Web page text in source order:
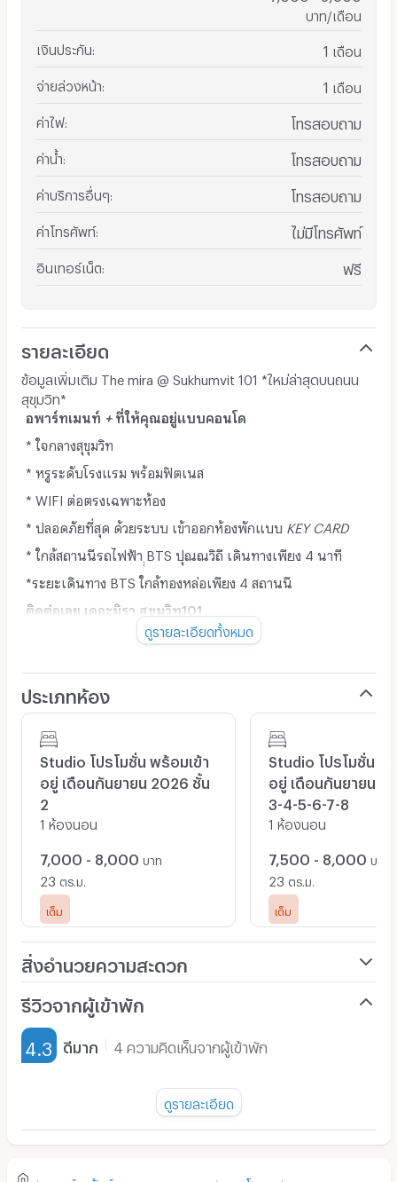
บาท/เดือน
เงินประกัน 1 เดือน
จ่ายล่วงหน้า 1 เดือน
ค่าไฟ: โทรสอบถาม
ค่าน้ำ โทรสอบถาม
ค่าบริการอื่นๆ โทรสอบถาม
ค่าโทรศัพท์: ไม่มีโทรศัพท์
อินเทอร์เน็ต ฟรี
รายละเอียด
ข้อมูลเพิ่มเติม The mira @ Sukhumvit 101 *ใหม่ล่าสุดบนถนน
สุขุมวิท*
อพาร์ทเมนท์ + ที่ให้คุณอยู่แบบคอนโด
* ใจกลางสุขุมวิท
* หรูระดับโรงแรม พร้อมฟิตเนส
* WIFI ต่อตรงเฉพาะห้อง
* ปลอดภัยที่สุด ด้วยระบบ เข้าออกห้องพักแบบ KEY CARD
* ใกล้สถานนีรถไฟฟ้า ฺฺBTS ปุณณวิถี เดินทางเพียง 4 นาที
*ระยะเดินทาง BTS ใกล้ทองหล่อเพียง 4 สถานนี
ติดต่อเลย เดอะมิรา สุขุมวิท101
TEL. 082-5169555, 0658988299,084-6289556
ดูรายละเอียดทั้งหมด
ประเภทห้อง
Studio โปรโมชั่น พร้อมเข้า
อยู่ เดือนกันยายน 2026 ชั้น
2
1 ห้องนอน
7,000 - 8,000 บาท
23 ตร.ม.
เต็ม
Studio โปรโมชั่น พ
อยู่ เดือนกันยายน
3-4-5-6-7-8
1 ห้องนอน
7,500 - 8,000 บาท
23 ตร.ม.
เต็ม
สิ่งอำนวยความสะดวก
เฟอร์นิเจอร์-ตู้, เตียง
เครื่องทำน้ำอุ่น
รีวิวจากผู้เข้าพัก
4.3 ดีมาก 4 ความคิดเห็นจากผู้เข้าพัก
ดูรายละเอียด